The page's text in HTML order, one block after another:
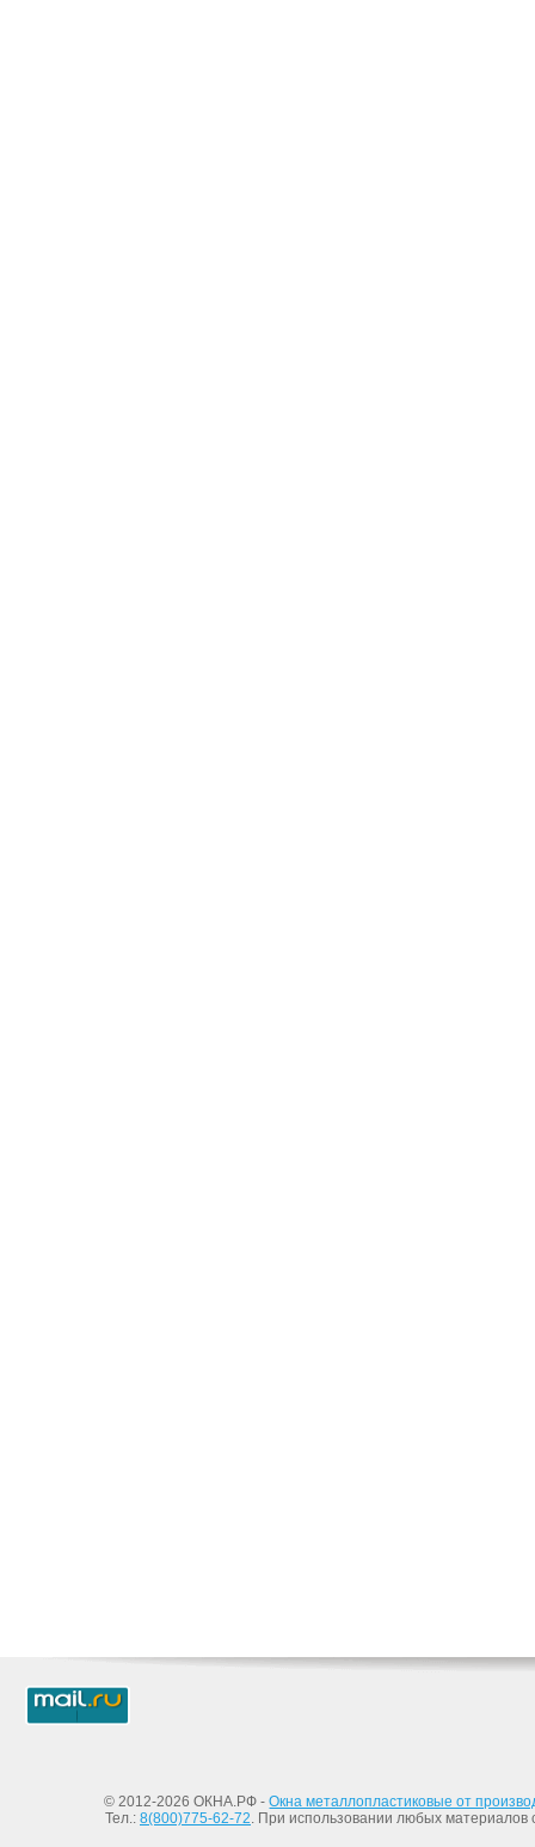
© 2012-2026 ОКНА.РФ -Окна металлопластиковые от
Тел.: 8(800)775-62-72. При использовании любых материалов